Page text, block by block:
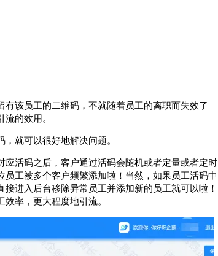
该员工的二维码，不就随着员工的离职而失效了
的效用。
就可以很好地解决问题。
活码之后，客户通过活码会随机或者定量或者定时
工被多个客户频繁添加啦！当然，如果员工活码中
进入后台移除异常员工并添加新的员工就可以啦！
率，更大程度地引流。